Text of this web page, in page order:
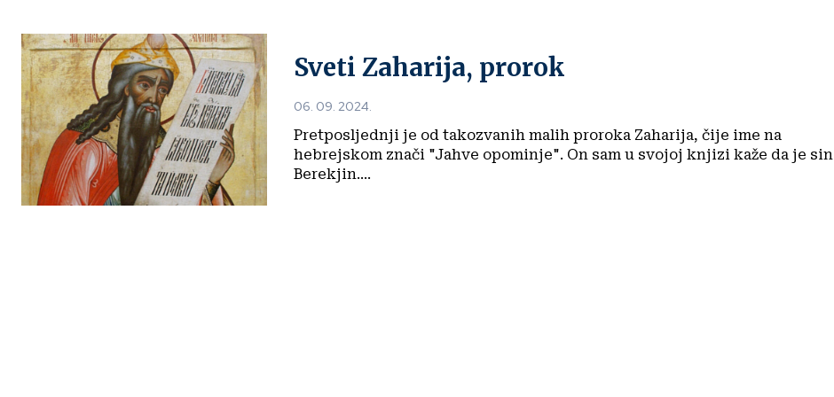
Sveti Zaharija, prorok
06. 09. 2024.
Pretposljednji je od takozvanih malih proroka Zaharija, čije ime na
hebrejskom znači "Jahve opominje". On sam u svojoj knjizi kaže da je sin
Berekjin....